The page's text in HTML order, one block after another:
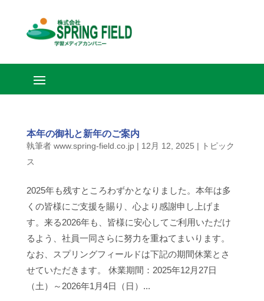
本年の御礼と新年のご案内
執筆者 www.spring-field.co.jp| 12月 12, 2025 |
トピック
ス
2025年も残すところわずかとなりました。本年は多
くの皆様にご支援を賜り、心より感謝申し上げま
す。来る2026年も、皆様に安心してご利用いただけ
るよう、社員一同さらに努力を重ねてまいります。
なお、スプリングフィールドは下記の期間休業とさ
せていただきます。 休業期間：2025年12月27日
（土）～2026年1月4日（日）...